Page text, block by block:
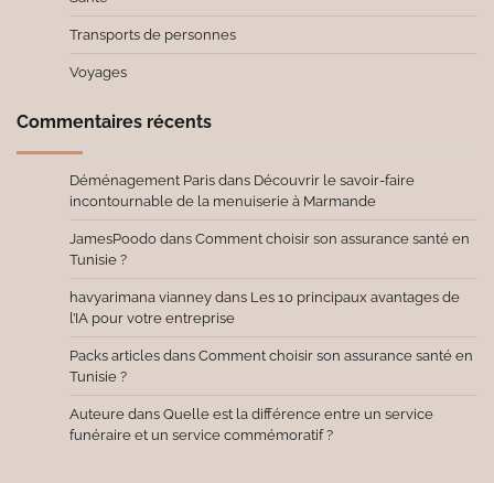
Transports de personnes
Voyages
Commentaires récents
Déménagement Paris dans Découvrir le savoir-faire
incontournable de la menuiserie à Marmande
JamesPoodo dans Comment choisir son assurance santé en
Tunisie ?
havyarimana vianney dans Les 10 principaux avantages de
l’IA pour votre entreprise
Packs articles dans Comment choisir son assurance santé en
Tunisie ?
Auteure dans Quelle est la différence entre un service
funéraire et un service commémoratif ?